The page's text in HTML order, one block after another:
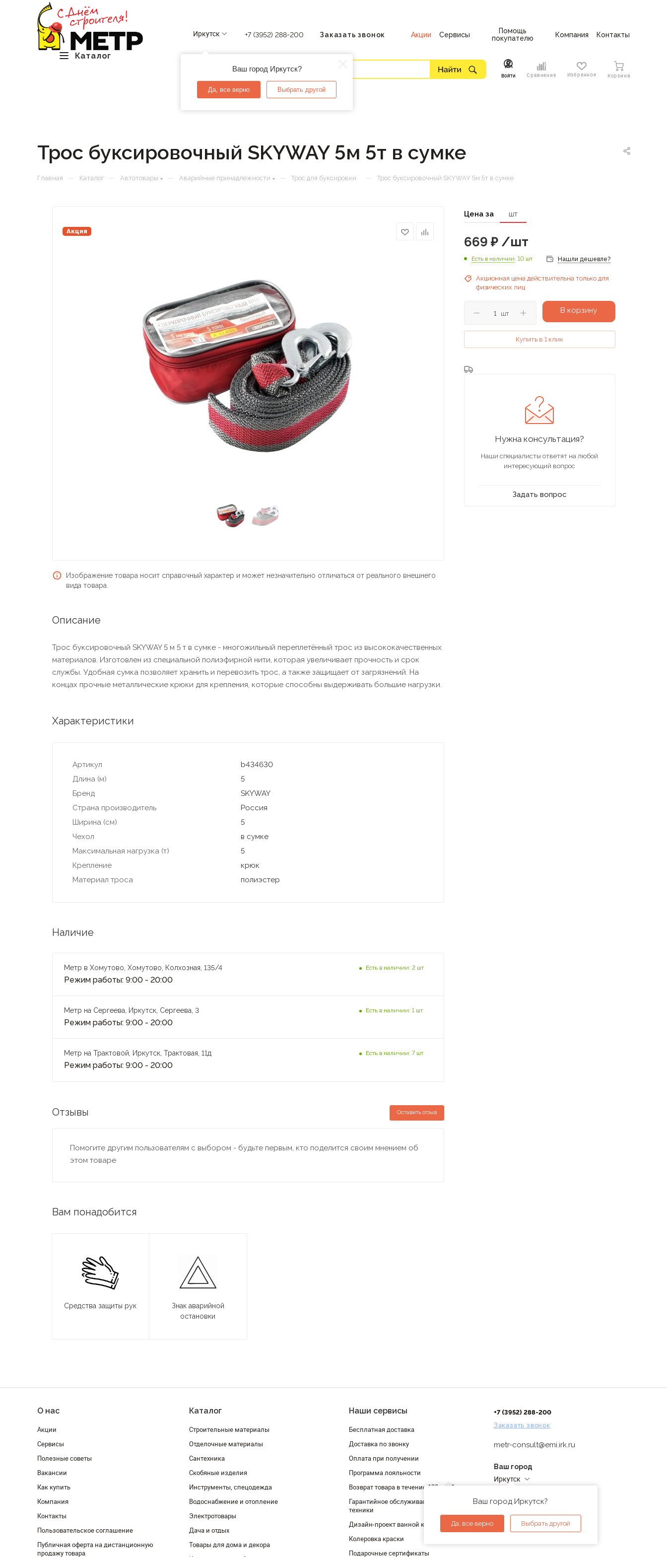
Каталог
Иркутск
Ваш город Иркутск?
Да, все верно Выбрать другой
+7 (3952) 288-200 Заказать звонок Акции Сервисы
Помощь
покупателю
Компания Контакты
Войти Сравнение Избранное Корзина
Трос буксировочный SKYWAY 5м 5т в сумке
Главная — Каталог — Автотовары — Аварийные принадлежности — Трос для буксировки — Трос буксировочный SKYWAY 5м 5т в сумке
Акция
Изображение товара носит справочный характер и может незначительно отличаться от реального внешнего
вида товара.
Описание
Трос буксировочный SKYWAY 5 м 5 т в сумке - многожильный переплетённый трос из высококачественных
материалов. Изготовлен из специальной полиэфирной нити, которая увеличивает прочность и срок
службы. Удобная сумка позволяет хранить и перевозить трос, а также защищает от загрязнений. На
концах прочные металлические крюки для крепления, которые способны выдерживать большие нагрузки.
Характеристики
Артикул
b434630
Длина (м)
5
Бренд
SKYWAY
Страна производитель
Россия
Ширина (см)
5
Чехол
в сумке
Максимальная нагрузка (т)
5
Крепление
крюк
Материал троса
полиэстер
Наличие
Метр в Хомутово, Хомутово, Колхозная, 135/4
Режим работы: 9:00 - 20:00
Есть в наличии: 2 шт
Метр на Сергеева, Иркутск, Сергеева, 3
Режим работы: 9:00 - 20:00
Есть в наличии: 1 шт
Метр на Трактовой, Иркутск, Трактовая, 11д
Режим работы: 9:00 - 20:00
Есть в наличии: 7 шт
Отзывы Оставить отзыв
Помогите другим пользователям с выбором - будьте первым, кто поделится своим мнением об
этом товаре
Вам понадобится
Средства защиты рук
Знак аварийной
остановки
Цена за шт
669 ₽/шт
Есть в наличии: 10 шт Нашли дешевле?
Акционная цена действительна только для
физических лиц
шт В корзину
Купить в 1 клик
Нужна консультация?
Наши специалисты ответят на любой
интересующий вопрос
Задать вопрос
О нас
Акции
Сервисы
Полезные советы
Вакансии
Как купить
Компания
Контакты
Пользовательское соглашение
Публичная оферта на дистанционную
продажу товара
Каталог
Строительные материалы
Отделочные материалы
Сантехника
Скобяные изделия
Инструменты, спецодежда
Водоснабжение и отопление
Электротовары
Дача и отдых
Товары для дома и декора
Наши сервисы
Бесплатная доставка
Доставка по звонку
Оплата при получении
Программа лояльности
Возврат товара в течение 120 дней
Гарантийное обслуживание и проверка
техники
Дизайн-проект ванной комнаты
Колеровка краски
Подарочные сертификаты
+7 (3952) 288-200
Заказать звонок
metr-consult@emi.irk.ru
Ваш город
Иркутск
Ваш город Иркутск?
Да, все верно Выбрать другой